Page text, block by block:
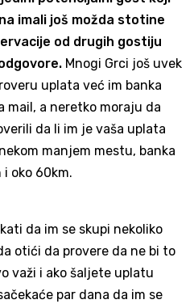
imali još možda stotine
od drugih gostiju
Mnogi Grci još uvek
uplata već im banka
mail, a neretko moraju da
da li im je vaša uplata
manjem mestu, banka
oko 60km.
da im se skupi nekoliko
otići da provere da ne bi to
važi i ako šaljete uplatu
par dana da im se